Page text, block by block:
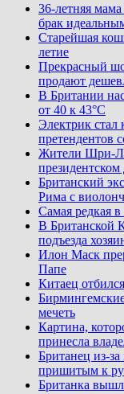
36-летняя
брак
Старейшая
летие
Прекрасный
продают
В Британии
от 40 к 43°C
Электрик стал
претендентов
Жители Шри-
президентском
Британский
Рима с
Самая редкая
В Британской
подъезда
Илон Маск
Папе
Китаец
мечеть
Картина,
принесла
Британец из-
пришитым к
Британка